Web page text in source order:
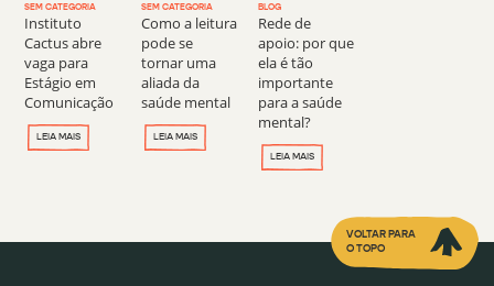
SEM CATEGORIA
Instituto
Cactus abre
vaga para
Estágio em
Comunicação
LEIA MAIS
SEM CATEGORIA
Como a leitura
pode se
tornar uma
aliada da
saúde mental
LEIA MAIS
BLOG
Rede de
apoio: por que
ela é tão
importante
para a saúde
mental?
LEIA MAIS
VOLTAR PARA
O TOPO